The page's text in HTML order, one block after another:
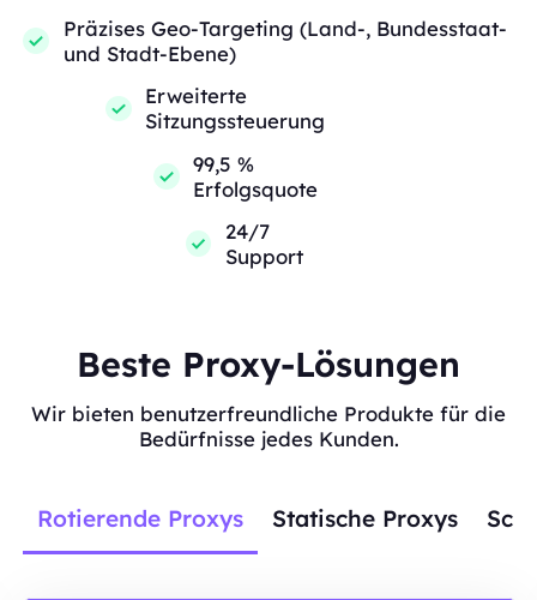
Präzises Geo-Targeting (Land-, Bundesstaat-
und Stadt-Ebene)
Erweiterte
Sitzungssteuerung
99,5 %
Erfolgsquote
24/7
Support
Beste Proxy-Lösungen
Wir bieten benutzerfreundliche Produkte für die
Bedürfnisse jedes Kunden.
Rotierende Proxys Statische Proxys